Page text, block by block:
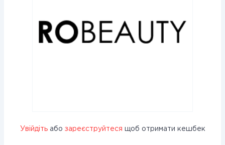
Увійдітьабо зареєструйтеся щоб отримати кешбек